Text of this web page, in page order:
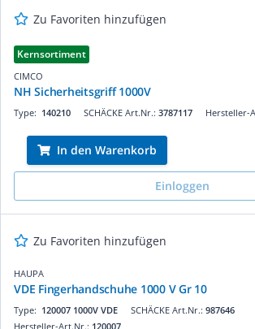
Zu Favoriten hinzufügen
Kernsortiment
CIMCO
NH Sicherheitsgriff 1000V
SCHÄCKE Art.Nr.: 3787117
Type: 140210 Hersteller-
In den Warenkorb
Einloggen
Zu Favoriten hinzufügen
HAUPA
VDE Fingerhandschuhe 1000 V Gr 10
SCHÄCKE Art.Nr.: 987646
Type: 120007 1000V VDE
Hersteller-Art.Nr.: 120007